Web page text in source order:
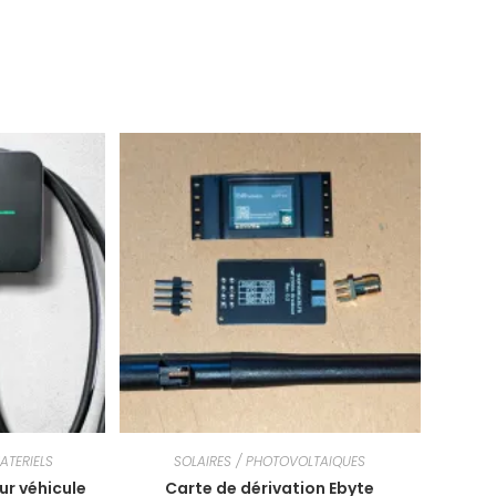
véhicule
SOLAIRES / PHOTOVOLTAIQUES
Carte de dérivation Ebyte